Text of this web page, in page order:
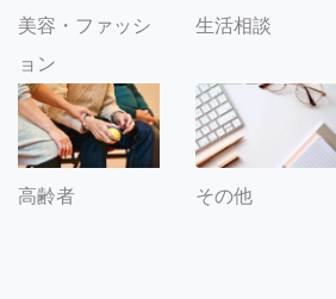
美容・ファッシ
ョン
生活相談
高齢者 その他